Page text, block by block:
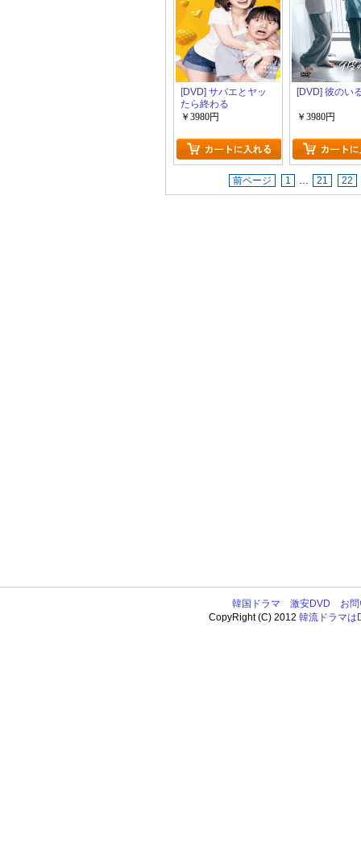
[DVD] サバエとヤッ
たら終わる
￥3980円
[DVD] 彼のい
￥3980円
前ページ 1 … 21 22
韓国ドラマ 激安DVD
お
CopyRight (C) 2012韓流ドラマは